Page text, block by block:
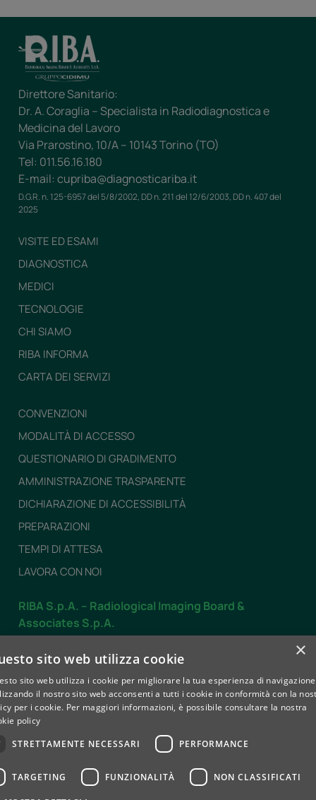
Direttore Sanitario:
Dr. A. Coraglia – Specialista in Radiodiagnostica e
Medicina del Lavoro
Via Prarostino, 10/A – 10143 Torino (TO)
Tel: 011.56.16.180
E-mail: cupriba@diagnosticariba.it
D.G.R. n. 125-6957 del 5/8/2002, DD n. 211 del 12/6/2003, DD n. 407 del
2025
VISITE ED ESAMI
DIAGNOSTICA
MEDICI
TECNOLOGIE
CHI SIAMO
RIBA INFORMA
CARTA DEI SERVIZI
CONVENZIONI
MODALITÀ DI ACCESSO
QUESTIONARIO DI GRADIMENTO
AMMINISTRAZIONE TRASPARENTE
DICHIARAZIONE DI ACCESSIBILITÀ
PREPARAZIONI
TEMPI DI ATTESA
LAVORA CON NOI
RIBA S.p.A. – Radiological Imaging Board &
Associates S.p.A.
dalle 7.30 alle 19.30
SABATO
dalle 8.00 alle 12.30
Contatti
Privacy e Cookie policy Whistleblowing
×
sito web utilizza cookie
sito web utilizza i cookie per migliorare la tua esperienza di
il nostro sito web acconsenti a tutti i cookie in conformità con la
per i cookie. Per maggiori informazioni, è possibile consultare la nostra
policy
STRETTAMENTE NECESSARI
PERFORMANCE
TARGETING FUNZIONALITÀ NON CLASSIFICATI